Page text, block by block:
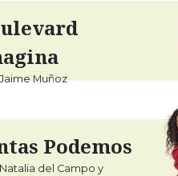
Muñoz
Podemos
del Campo y